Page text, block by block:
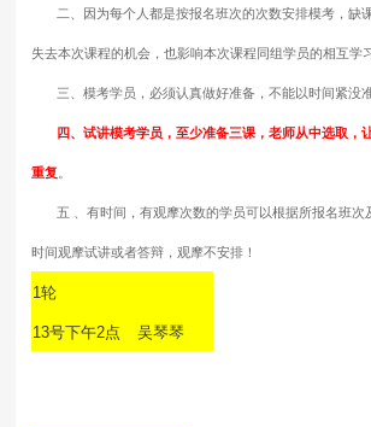
二、因为每个人都是按报名班次的次数安排模考，缺课
失去本次课程的机会，也影响本次课程同组学员的相互学
三、模考学员，必须认真做好准备，不能以时间紧没准
四、试讲模考学员，至少准备三课，老师从中选取，
重复
五 、有时间，有观摩次数的学员可以根据所报名班次
时间观摩试讲或者答辩，观摩不安排！
1轮
13号下午2点 吴琴琴